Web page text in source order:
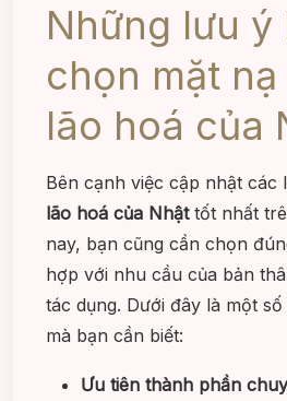
Những lưu ý
chọn mặt
lão hoá của
Bên cạnh việc cập nhật các
lão hoá của Nhậttốt nhất
nay, bạn cũng cần chọn
hợp với nhu cầu của bản
tác dụng. Dưới đây là một
mà bạn cần biết:
Ưu tiên thành phần